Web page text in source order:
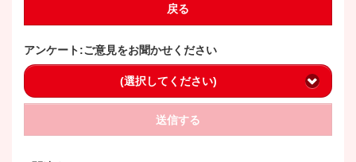
戻る
アンケート:ご意見をお聞かせください
(選択してください)
送信する